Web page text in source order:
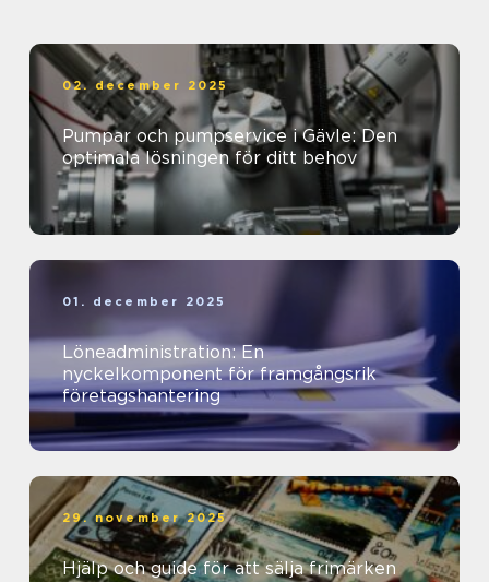
02. december 2025
Pumpar och pumpservice i Gävle: Den
optimala lösningen för ditt behov
01. december 2025
Löneadministration: En
nyckelkomponent för framgångsrik
företagshantering
29. november 2025
Hjälp och guide för att sälja frimärken